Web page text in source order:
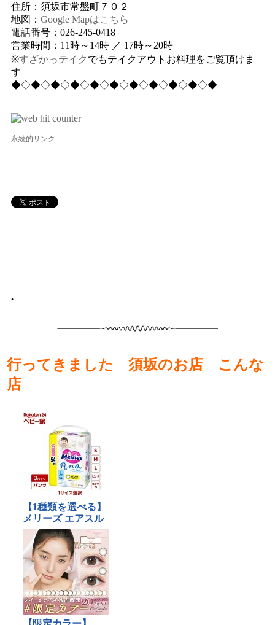
住所：須坂市常盤町７０２
地図：Google Mapはこちら
電話番号：026-245-0418
営業時間：11時～14時 ／ 17時～20時
※すざかっテイク でもテイクアウトお料理をご覧頂けま
す
◆◇◆◇◆◇◆◇◆◇◆◇◆◇◆◇◆◇◆◇◆
永続的リンク
•
行ってきました 須坂のお店 こんな
店